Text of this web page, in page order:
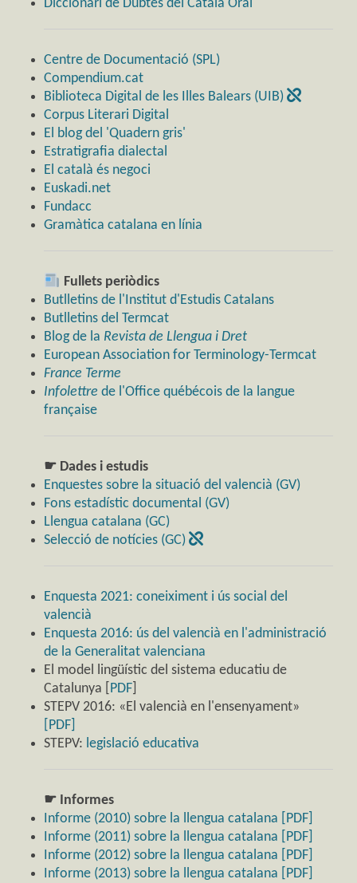
Diccionari de Dubtes del Català Oral
Centre de Documentació (SPL)
Compendium.cat
Biblioteca Digital de les Illes Balears (UIB)
Corpus Literari Digital
El blog del 'Quadern gris'
Estratigrafia dialectal
El català és negoci
Euskadi.net
Fundacc
Gramàtica catalana en línia
Fullets periòdics
Butlletins de l'Institut d'Estudis Catalans
Butlletins del Termcat
Blog de la Revista de Llengua i Dret
European Association for Terminology-Termcat
France Terme
Infolettre de l'Office québécois de la langue
française
☛ Dades i estudis
Enquestes sobre la situació del valencià (GV)
Fons estadístic documental (GV)
Llengua catalana (GC)
Selecció de notícies (GC)
Enquesta 2021: coneiximent i ús social del
valencià
Enquesta 2016: ús del valencià en l'administració
de la Generalitat valenciana
El model lingüístic del sistema educatiu de
Catalunya [ PDF
STEPV 2016: «El valencià en l'ensenyament»
[PDF]
STEPV: legislació educativa
☛ Informes
Informe (2010) sobre la llengua catalana [PDF]
Informe (2011) sobre la llengua catalana [PDF]
Informe (2012) sobre la llengua catalana [PDF]
Informe (2013) sobre la llengua catalana [PDF]